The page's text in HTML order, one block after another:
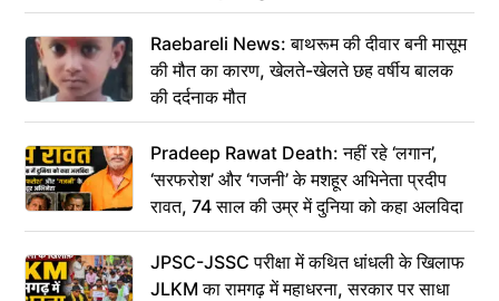
Raebareli News: बाथरूम की दीवार बनी मासूम
की मौत का कारण, खेलते-खेलते छह वर्षीय बालक
की दर्दनाक मौत
Pradeep Rawat Death: नहीं रहे ‘लगान’,
‘सरफरोश’ और ‘गजनी’ के मशहूर अभिनेता प्रदीप
रावत, 74 साल की उम्र में दुनिया को कहा अलविदा
JPSC-JSSC परीक्षा में कथित धांधली के खिलाफ
JLKM का रामगढ़ में महाधरना, सरकार पर साधा